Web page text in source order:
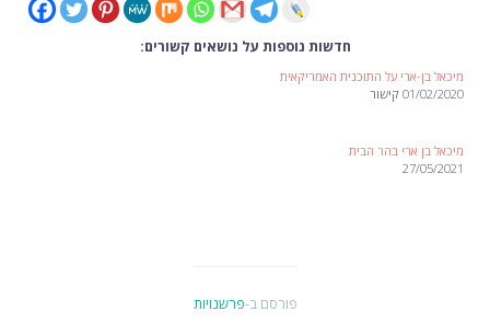
חדשות נוספות על נושאים קשורים:
מיכאל בן-ארי על התוכנית האמריקאית
01/02/2020 קישור
מיכאל בן ארי בהר הבית
27/05/2021
פורסם ב-פרשנויות